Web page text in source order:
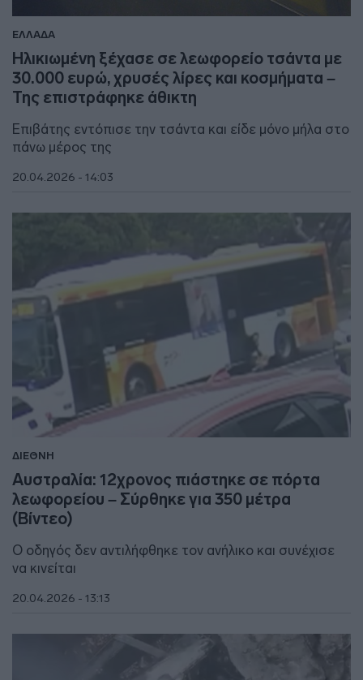
ΕΛΛΑΔΑ
Ηλικιωμένη ξέχασε σε λεωφορείο τσάντα με
30.000 ευρώ, χρυσές λίρες και κοσμήματα –
Της επιστράφηκε άθικτη
Επιβάτης εντόπισε την τσάντα και είδε μόνο μήλα στο
πάνω μέρος της
20.04.2026 - 14:03
ΔΙΕΘΝΗ
Αυστραλία: 12χρονος πιάστηκε σε πόρτα
λεωφορείου – Σύρθηκε για 350 μέτρα
(Βίντεο)
Ο οδηγός δεν αντιλήφθηκε τον ανήλικο και συνέχισε
να κινείται
20.04.2026 - 13:13